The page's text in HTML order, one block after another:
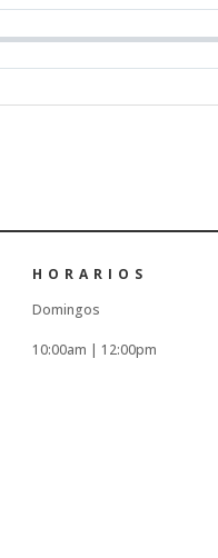
HORARIOS
Domingos
10:00am | 12:00pm